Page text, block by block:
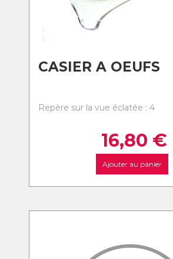
CASIER A OEUFS
Repère sur la vue éclatée : 4
16,80 €
Ajouter au panier